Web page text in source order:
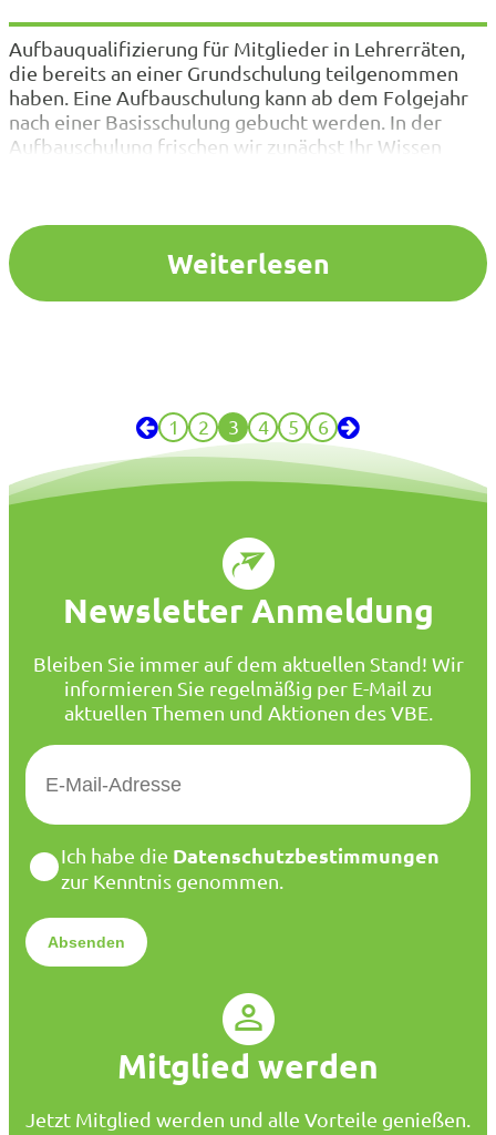
Aufbauqualifizierung für Mitglieder in Lehrerräten,
die bereits an einer Grundschulung teilgenommen
haben. Eine Aufbauschulung kann ab dem Folgejahr
nach einer Basisschulung gebucht werden. In der
Aufbauschulung frischen wir zunächst Ihr Wissen
(Themenschwerpunkte s.u.). Die Aufbauschulung
kann daher auch…Weiterlesen
1 2 3 4 5 6
Newsletter Anmeldung
Bleiben Sie immer auf dem aktuellen Stand! Wir
informieren Sie regelmäßig per E-Mail zu
aktuellen Themen und Aktionen des VBE.
E
M
*
D
a
e
n
*
Ich habe die Datenschutzbestimmungen
zur Kenntnis genommen.
Mitglied werden
Jetzt Mitglied werden und alle Vorteile genießen.